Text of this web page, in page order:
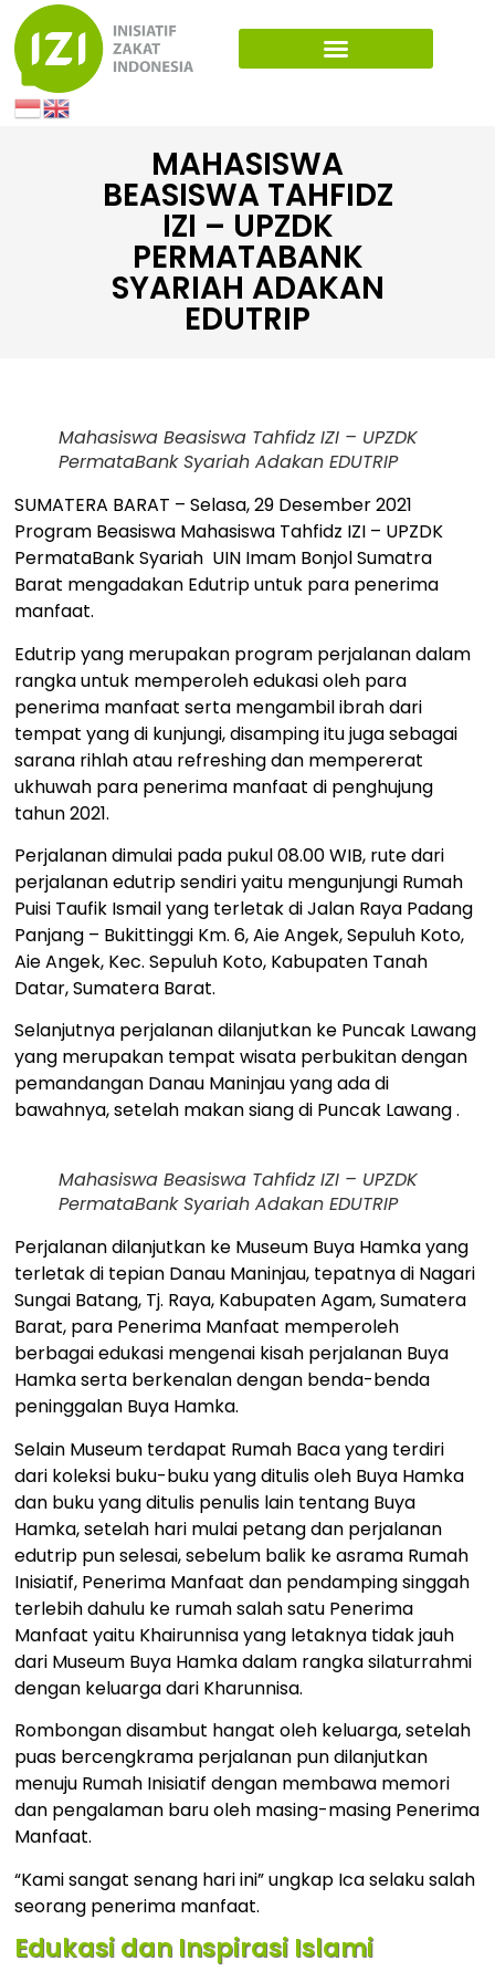
MAHASISWA
BEASISWA TAHFIDZ
IZI – UPZDK
PERMATABANK
SYARIAH ADAKAN
EDUTRIP
Mahasiswa Beasiswa Tahfidz IZI – UPZDK
PermataBank Syariah Adakan EDUTRIP
SUMATERA BARAT – Selasa, 29 Desember 2021
Program Beasiswa Mahasiswa Tahfidz IZI – UPZDK
PermataBank Syariah UIN Imam Bonjol Sumatra
Barat mengadakan Edutrip untuk para penerima
manfaat.
Edutrip yang merupakan program perjalanan dalam
rangka untuk memperoleh edukasi oleh para
penerima manfaat serta mengambil ibrah dari
tempat yang di kunjungi, disamping itu juga sebagai
sarana rihlah atau refreshing dan mempererat
ukhuwah para penerima manfaat di penghujung
tahun 2021.
Perjalanan dimulai pada pukul 08.00 WIB, rute dari
perjalanan edutrip sendiri yaitu mengunjungi Rumah
Puisi Taufik Ismail yang terletak di Jalan Raya Padang
Panjang – Bukittinggi Km. 6, Aie Angek, Sepuluh Koto,
Aie Angek, Kec. Sepuluh Koto, Kabupaten Tanah
Datar, Sumatera Barat.
Selanjutnya perjalanan dilanjutkan ke Puncak Lawang
yang merupakan tempat wisata perbukitan dengan
pemandangan Danau Maninjau yang ada di
bawahnya, setelah makan siang di Puncak Lawang .
Mahasiswa Beasiswa Tahfidz IZI – UPZDK
PermataBank Syariah Adakan EDUTRIP
Perjalanan dilanjutkan ke Museum Buya Hamka yang
terletak di tepian Danau Maninjau, tepatnya di Nagari
Sungai Batang, Tj. Raya, Kabupaten Agam, Sumatera
Barat, para Penerima Manfaat memperoleh
berbagai edukasi mengenai kisah perjalanan Buya
Hamka serta berkenalan dengan benda-benda
peninggalan Buya Hamka.
Selain Museum terdapat Rumah Baca yang terdiri
dari koleksi buku-buku yang ditulis oleh Buya Hamka
dan buku yang ditulis penulis lain tentang Buya
Hamka, setelah hari mulai petang dan perjalanan
edutrip pun selesai, sebelum balik ke asrama Rumah
Inisiatif, Penerima Manfaat dan pendamping singgah
terlebih dahulu ke rumah salah satu Penerima
Manfaat yaitu Khairunnisa yang letaknya tidak jauh
dari Museum Buya Hamka dalam rangka silaturrahmi
dengan keluarga dari Kharunnisa.
Rombongan disambut hangat oleh keluarga, setelah
puas bercengkrama perjalanan pun dilanjutkan
menuju Rumah Inisiatif dengan membawa memori
dan pengalaman baru oleh masing-masing Penerima
Manfaat.
“Kami sangat senang hari ini” ungkap Ica selaku salah
seorang penerima manfaat.
Edukasi dan Inspirasi Islami